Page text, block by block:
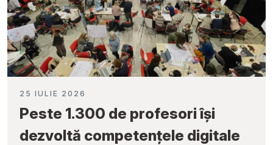
25 IULIE 2026
Peste 1.300 de profesori își
dezvoltă competențele digitale